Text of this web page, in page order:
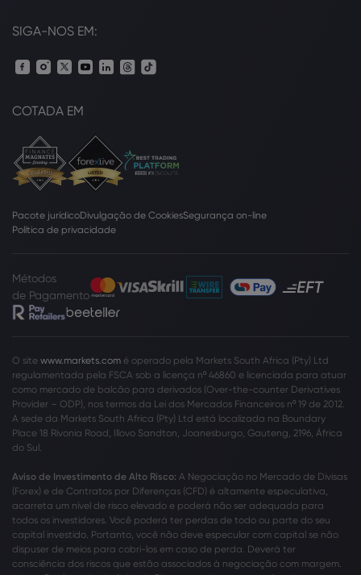
SIGA-NOS EM:
COTADA EM
Pacote jurídicoDivulgação de CookiesSegurança on-line
Política de privacidade
Métodos
de Pagamento
O site www.markets.com é operado pela Markets South Africa (Pty) Ltd
regulamentada pela FSCA sob a licença nº 46860 e licenciada para atuar
como mercado de balcão para derivados (Over-the-counter Derivatives
Provider – ODP), nos termos da Lei dos Mercados Financeiros nº 19 de 2012.
A sede da Markets South Africa (Pty) Ltd está localizada na Boundary
Place 18 Rivonia Road, Illovo Sandton, Joanesburgo, Gauteng, 2196, África
do Sul.
Aviso de Investimento de Alto Risco: A Negociação no Mercado de Divisas
(Forex) e de Contratos por Diferenças (CFD) é altamente especulativa,
acarreta um nível de risco elevado e poderá não ser adequada para
todos os investidores. Você poderá ter perdas de todo ou parte do seu
capital investido. Portanto, você não deve especular com capital se não
dispuser de meios para cobri-los em caso de perda. Deverá ter
consciência dos riscos que estão associados à negociação com margem.